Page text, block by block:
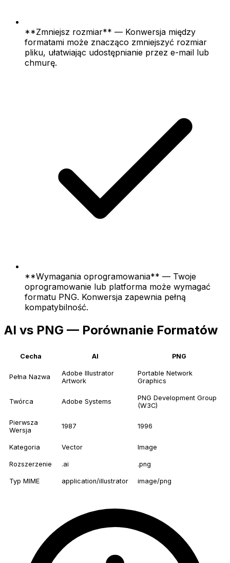
**Zmniejsz rozmiar** — Konwersja między
formatami może znacząco zmniejszyć rozmiar
pliku, ułatwiając udostępnianie przez e-mail lub
chmurę.
**Wymagania oprogramowania** — Twoje
oprogramowanie lub platforma może wymagać
formatu PNG. Konwersja zapewnia pełną
kompatybilność.
AI vs PNG — Porównanie Formatów
Cecha AI PNG
Pełna Nazwa
Adobe Illustrator
Artwork
Portable Network
Graphics
Twórca Adobe Systems
PNG Development Group
(W3C)
Pierwsza
Wersja
1987 1996
Kategoria Vector Image
Rozszerzenie .ai .png
Typ MIME application/illustrator image/png